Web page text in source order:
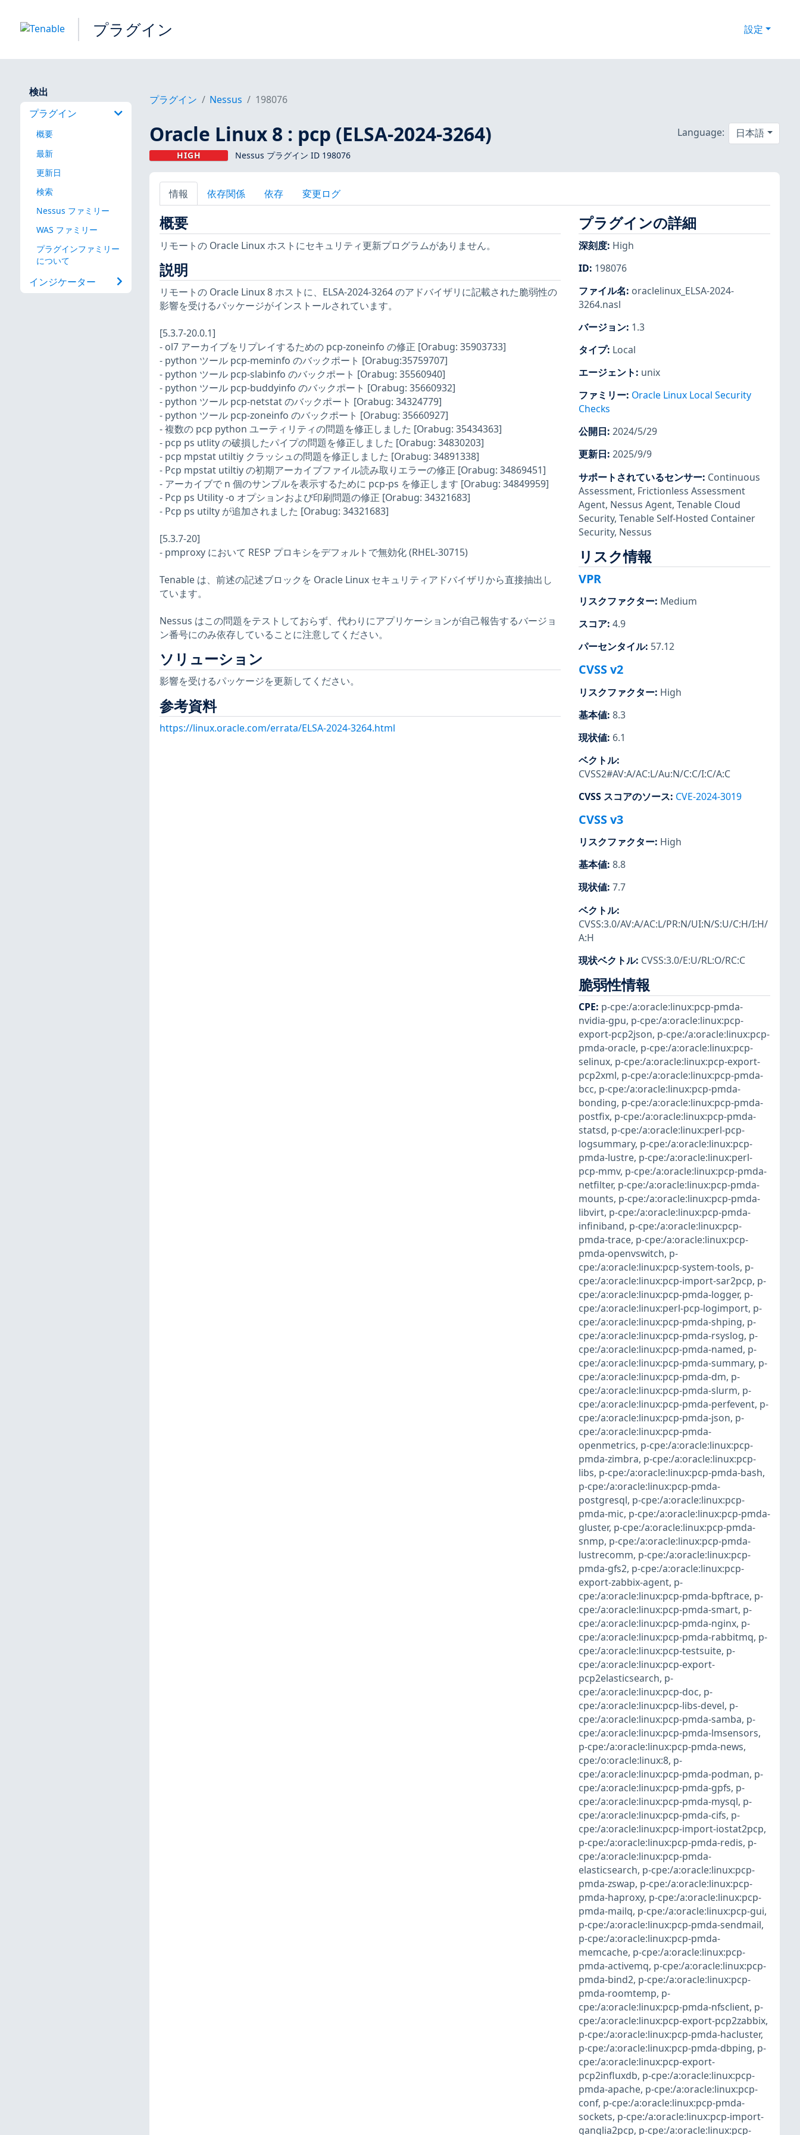
プラグイン 設定
検出
プラグイン
概要
最新
更新日
検索
Nessus ファミリー
WAS ファミリー
プラグインファミリー
について
インジケーター
プラグイン Nessus 198076
Oracle Linux 8 : pcp (ELSA-2024-3264)
HIGH Nessus プラグイン ID 198076
Language: 日本語
情報 依存関係 依存 変更ログ
概要
リモートの Oracle Linux ホストにセキュリティ更新プログラムがありません。
説明
リモートの Oracle Linux 8 ホストに、ELSA-2024-3264 のアドバイザリに記載された脆弱性の
影響を受けるパッケージがインストールされています。
[5.3.7-20.0.1]
- ol7 アーカイブをリプレイするための pcp-zoneinfo の修正 [Orabug: 35903733]
- python ツール pcp-meminfo のバックポート [Orabug:35759707]
- python ツール pcp-slabinfo のバックポート [Orabug: 35560940]
- python ツール pcp-buddyinfo のバックポート [Orabug: 35660932]
- python ツール pcp-netstat のバックポート [Orabug: 34324779]
- python ツール pcp-zoneinfo のバックポート [Orabug: 35660927]
- 複数の pcp python ユーティリティの問題を修正しました [Orabug: 35434363]
- pcp ps utlity の破損したパイプの問題を修正しました [Orabug: 34830203]
- pcp mpstat utiltiy クラッシュの問題を修正しました [Orabug: 34891338]
- Pcp mpstat utiltiy の初期アーカイブファイル読み取りエラーの修正 [Orabug: 34869451]
- アーカイブで n 個のサンプルを表示するために pcp-ps を修正します [Orabug: 34849959]
- Pcp ps Utility -o オプションおよび印刷問題の修正 [Orabug: 34321683]
- Pcp ps utilty が追加されました [Orabug: 34321683]
[5.3.7-20]
- pmproxy において RESP プロキシをデフォルトで無効化 (RHEL-30715)
Tenable は、前述の記述ブロックを Oracle Linux セキュリティアドバイザリから直接抽出し
ています。
Nessus はこの問題をテストしておらず、代わりにアプリケーションが自己報告するバージョ
ン番号にのみ依存していることに注意してください。
ソリューション
影響を受けるパッケージを更新してください。
参考資料
https://linux.oracle.com/errata/ELSA-2024-3264.html
プラグインの詳細
深刻度: High
ID: 198076
ファイル名: oraclelinux_ELSA-2024-
3264.nasl
バージョン: 1.3
タイプ: Local
エージェント: unix
ファミリー: Oracle Linux Local Security
Checks
公開日: 2024/5/29
更新日: 2025/9/9
サポートされているセンサー: Continuous
Assessment, Frictionless Assessment
Agent, Nessus Agent, Tenable Cloud
Security, Tenable Self-Hosted Container
Security, Nessus
リスク情報
VPR
リスクファクター: Medium
スコア: 4.9
パーセンタイル: 57.12
CVSS v2
リスクファクター: High
基本値: 8.3
現状値: 6.1
ベクトル:
CVSS2#AV:A/AC:L/Au:N/C:C/I:C/A:C
CVSS スコアのソース: CVE-2024-3019
CVSS v3
リスクファクター: High
基本値: 8.8
現状値: 7.7
ベクトル:
CVSS:3.0/AV:A/AC:L/PR:N/UI:N/S:U/C:H/I:H/
A:H
現状ベクトル: CVSS:3.0/E:U/RL:O/RC:C
脆弱性情報
CPE: p-cpe:/a:oracle:linux:pcp-pmda-
nvidia-gpu, p-cpe:/a:oracle:linux:pcp-
export-pcp2json, p-cpe:/a:oracle:linux:pcp-
pmda-oracle, p-cpe:/a:oracle:linux:pcp-
selinux, p-cpe:/a:oracle:linux:pcp-export-
pcp2xml, p-cpe:/a:oracle:linux:pcp-pmda-
bcc, p-cpe:/a:oracle:linux:pcp-pmda-
bonding, p-cpe:/a:oracle:linux:pcp-pmda-
postfix, p-cpe:/a:oracle:linux:pcp-pmda-
statsd, p-cpe:/a:oracle:linux:perl-pcp-
logsummary, p-cpe:/a:oracle:linux:pcp-
pmda-lustre, p-cpe:/a:oracle:linux:perl-
pcp-mmv, p-cpe:/a:oracle:linux:pcp-pmda-
netfilter, p-cpe:/a:oracle:linux:pcp-pmda-
mounts, p-cpe:/a:oracle:linux:pcp-pmda-
libvirt, p-cpe:/a:oracle:linux:pcp-pmda-
infiniband, p-cpe:/a:oracle:linux:pcp-
pmda-trace, p-cpe:/a:oracle:linux:pcp-
pmda-openvswitch, p-
cpe:/a:oracle:linux:pcp-system-tools, p-
cpe:/a:oracle:linux:pcp-import-sar2pcp, p-
cpe:/a:oracle:linux:pcp-pmda-logger, p-
cpe:/a:oracle:linux:perl-pcp-logimport, p-
cpe:/a:oracle:linux:pcp-pmda-shping, p-
cpe:/a:oracle:linux:pcp-pmda-rsyslog, p-
cpe:/a:oracle:linux:pcp-pmda-named, p-
cpe:/a:oracle:linux:pcp-pmda-summary, p-
cpe:/a:oracle:linux:pcp-pmda-dm, p-
cpe:/a:oracle:linux:pcp-pmda-slurm, p-
cpe:/a:oracle:linux:pcp-pmda-perfevent, p-
cpe:/a:oracle:linux:pcp-pmda-json, p-
cpe:/a:oracle:linux:pcp-pmda-
openmetrics, p-cpe:/a:oracle:linux:pcp-
pmda-zimbra, p-cpe:/a:oracle:linux:pcp-
libs, p-cpe:/a:oracle:linux:pcp-pmda-bash,
p-cpe:/a:oracle:linux:pcp-pmda-
postgresql, p-cpe:/a:oracle:linux:pcp-
pmda-mic, p-cpe:/a:oracle:linux:pcp-pmda-
gluster, p-cpe:/a:oracle:linux:pcp-pmda-
snmp, p-cpe:/a:oracle:linux:pcp-pmda-
lustrecomm, p-cpe:/a:oracle:linux:pcp-
pmda-gfs2, p-cpe:/a:oracle:linux:pcp-
export-zabbix-agent, p-
cpe:/a:oracle:linux:pcp-pmda-bpftrace, p-
cpe:/a:oracle:linux:pcp-pmda-smart, p-
cpe:/a:oracle:linux:pcp-pmda-nginx, p-
cpe:/a:oracle:linux:pcp-pmda-rabbitmq, p-
cpe:/a:oracle:linux:pcp-testsuite, p-
cpe:/a:oracle:linux:pcp-export-
pcp2elasticsearch, p-
cpe:/a:oracle:linux:pcp-doc, p-
cpe:/a:oracle:linux:pcp-libs-devel, p-
cpe:/a:oracle:linux:pcp-pmda-samba, p-
cpe:/a:oracle:linux:pcp-pmda-lmsensors,
p-cpe:/a:oracle:linux:pcp-pmda-news,
cpe:/o:oracle:linux:8, p-
cpe:/a:oracle:linux:pcp-pmda-podman, p-
cpe:/a:oracle:linux:pcp-pmda-gpfs, p-
cpe:/a:oracle:linux:pcp-pmda-mysql, p-
cpe:/a:oracle:linux:pcp-pmda-cifs, p-
cpe:/a:oracle:linux:pcp-import-iostat2pcp,
p-cpe:/a:oracle:linux:pcp-pmda-redis, p-
cpe:/a:oracle:linux:pcp-pmda-
elasticsearch, p-cpe:/a:oracle:linux:pcp-
pmda-zswap, p-cpe:/a:oracle:linux:pcp-
pmda-haproxy, p-cpe:/a:oracle:linux:pcp-
pmda-mailq, p-cpe:/a:oracle:linux:pcp-gui,
p-cpe:/a:oracle:linux:pcp-pmda-sendmail,
p-cpe:/a:oracle:linux:pcp-pmda-
memcache, p-cpe:/a:oracle:linux:pcp-
pmda-activemq, p-cpe:/a:oracle:linux:pcp-
pmda-bind2, p-cpe:/a:oracle:linux:pcp-
pmda-roomtemp, p-
cpe:/a:oracle:linux:pcp-pmda-nfsclient, p-
cpe:/a:oracle:linux:pcp-export-pcp2zabbix,
p-cpe:/a:oracle:linux:pcp-pmda-hacluster,
p-cpe:/a:oracle:linux:pcp-pmda-dbping, p-
cpe:/a:oracle:linux:pcp-export-
pcp2influxdb, p-cpe:/a:oracle:linux:pcp-
pmda-apache, p-cpe:/a:oracle:linux:pcp-
conf, p-cpe:/a:oracle:linux:pcp-pmda-
sockets, p-cpe:/a:oracle:linux:pcp-import-
ganglia2pcp, p-cpe:/a:oracle:linux:pcp-